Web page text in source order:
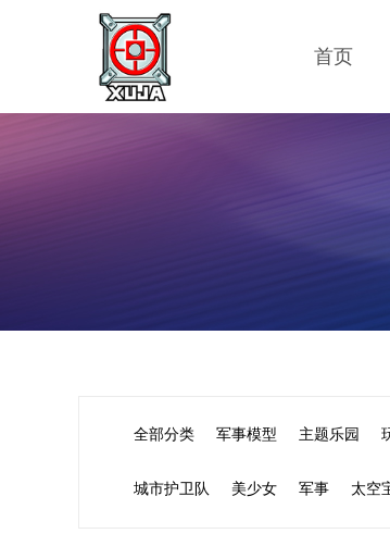
首页
全部分类 军事模型 主题乐园
城市护卫队 美少女 军事 太空